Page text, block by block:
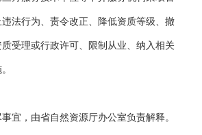
法行为、责令改正、降低资质等级、撤
受理或行政许可、限制从业、纳入相关
宜，由省自然资源厅办公室负责解释。